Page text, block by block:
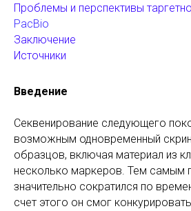
Проблемы и перспективы
PacBio
Заключение
Источники
Введение
Секвенирование следующего
возможным одновременный
образцов, включая материал из
несколько маркеров. Тем самым
значительно сократился по
счет этого он смог